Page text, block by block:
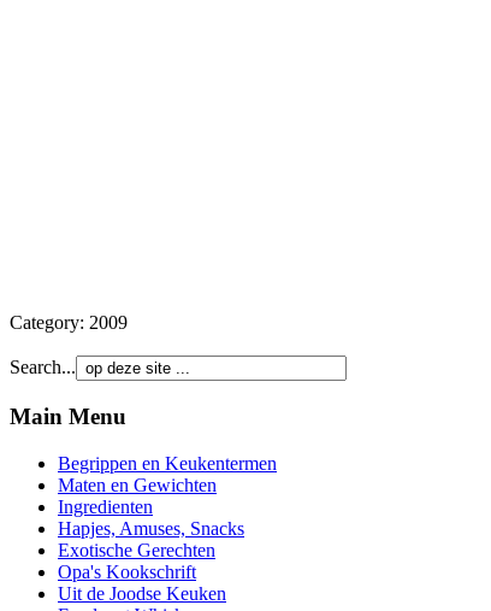
Category: 2009
Search...
Main Menu
Begrippen en Keukentermen
Maten en Gewichten
Ingredienten
Hapjes, Amuses, Snacks
Exotische Gerechten
Opa's Kookschrift
Uit de Joodse Keuken